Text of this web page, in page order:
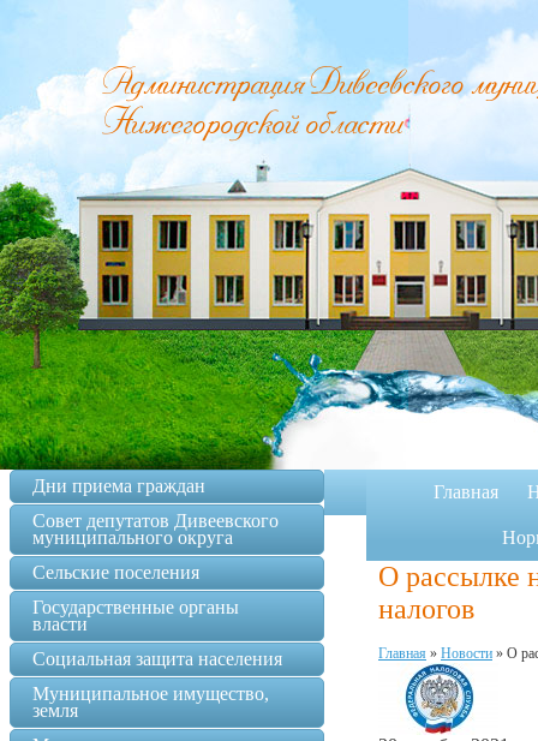
Главная
О рассылке
налогов
Главная » Новости » О
Дни приема граждан
Совет депутатов Дивеевского
муниципального округа
Сельские поселения
Государственные органы
власти
Социальная защита населения
Муниципальное имущество,
земля
Администрация Дивеевского
Нижегородской области